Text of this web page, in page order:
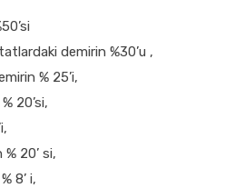
demirin %30’u ,
% 25’i,
20’si,
20’ si,
8’ i,